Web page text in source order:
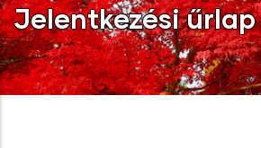
Jelentkezési űrlap
Címlap